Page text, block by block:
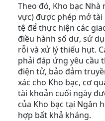
Theo đó, Kho bạc
vực) được phép mở tài
tệ để thực hiện các
điều hành số dư, sử
rỗi và xử lý thiếu hụt.
phải đáp ứng yêu cầu
điện tử, bảo đảm
xác cho Kho bạc, cơ
tài khoản cuối ngày
của Kho bạc tại Ngân
hợp bất khả kháng.